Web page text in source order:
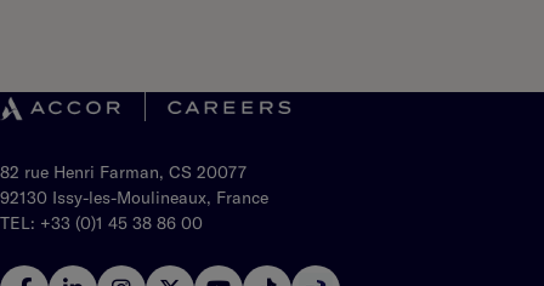
82 rue Henri Farman, CS 20077
92130 Issy-les-Moulineaux, France
TEL: +33 (0)1 45 38 86 00